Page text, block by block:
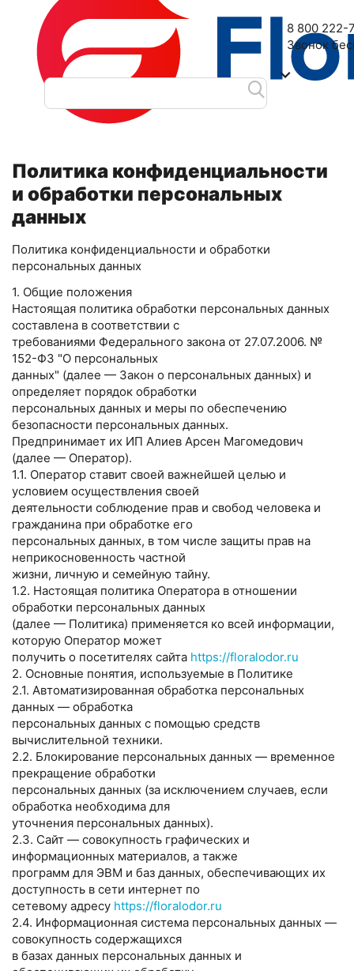
Наш адрес: 2-я Дубровская улица, 6
8 800 222-
Звонок
Политика конфиденциальности
и обработки персональных
данных
Политика конфиденциальности и обработки
персональных данных
1. Общие положения
Настоящая политика обработки персональных данных
составлена в соответствии с
требованиями Федерального закона от 27.07.2006. №
152-ФЗ "О персональных
данных" (далее — Закон о персональных данных) и
определяет порядок обработки
персональных данных и меры по обеспечению
безопасности персональных данных.
Предпринимает их ИП Алиев Арсен Магомедович
(далее — Оператор).
1.1. Оператор ставит своей важнейшей целью и
условием осуществления своей
деятельности соблюдение прав и свобод человека и
гражданина при обработке его
персональных данных, в том числе защиты прав на
неприкосновенность частной
жизни, личную и семейную тайну.
1.2. Настоящая политика Оператора в отношении
обработки персональных данных
(далее — Политика) применяется ко всей информации,
которую Оператор может
получить о посетителях сайта https://floralodor.ru
2. Основные понятия, используемые в Политике
2.1. Автоматизированная обработка персональных
данных — обработка
персональных данных с помощью средств
вычислительной техники.
2.2. Блокирование персональных данных — временное
прекращение обработки
персональных данных (за исключением случаев, если
обработка необходима для
уточнения персональных данных).
2.3. Сайт — совокупность графических и
информационных материалов, а также
программ для ЭВМ и баз данных, обеспечивающих их
доступность в сети интернет по
сетевому адресу https://floralodor.ru
2.4. Информационная система персональных данных —
совокупность содержащихся
в базах данных персональных данных и